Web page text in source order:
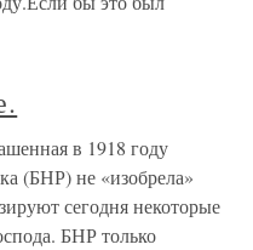
в 1918 году
(БНР) не «изобрела»
сегодня некоторые
БНР только